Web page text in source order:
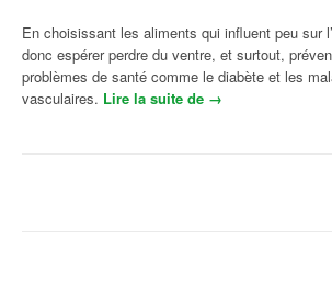
En choisissant les aliments qui influent peu sur
donc espérer perdre du ventre, et surtout,
problèmes de santé comme le diabète et les
vasculaires. Lire la suite de « Habitudes
→